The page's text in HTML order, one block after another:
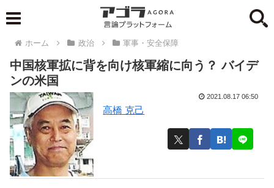
ホーム 政治 軍事・安全保障
中国核軍拡に背を向け核軍縮に向う？ バイデ
ンの米国
高橋 克己
2021.08.17 06:50